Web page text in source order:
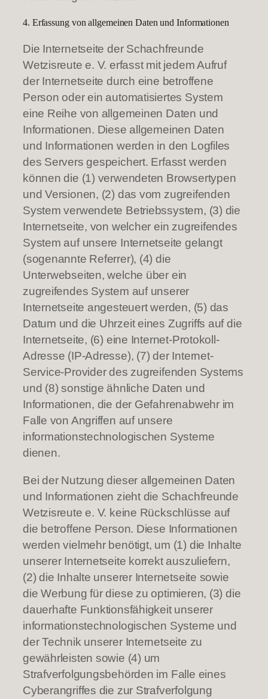
4. Erfassung von allgemeinen Daten und Informationen
Die Internetseite der Schachfreunde
Wetzisreute e. V. erfasst mit jedem Aufruf
der Internetseite durch eine betroffene
Person oder ein automatisiertes System
eine Reihe von allgemeinen Daten und
Informationen. Diese allgemeinen Daten
und Informationen werden in den Logfiles
des Servers gespeichert. Erfasst werden
können die (1) verwendeten Browsertypen
und Versionen, (2) das vom zugreifenden
System verwendete Betriebssystem, (3) die
Internetseite, von welcher ein zugreifendes
System auf unsere Internetseite gelangt
(sogenannte Referrer), (4) die
Unterwebseiten, welche über ein
zugreifendes System auf unserer
Internetseite angesteuert werden, (5) das
Datum und die Uhrzeit eines Zugriffs auf die
Internetseite, (6) eine Internet-Protokoll-
Adresse (IP-Adresse), (7) der Internet-
Service-Provider des zugreifenden Systems
und (8) sonstige ähnliche Daten und
Informationen, die der Gefahrenabwehr im
Falle von Angriffen auf unsere
informationstechnologischen Systeme
dienen.
Bei der Nutzung dieser allgemeinen Daten
und Informationen zieht die Schachfreunde
Wetzisreute e. V. keine Rückschlüsse auf
die betroffene Person. Diese Informationen
werden vielmehr benötigt, um (1) die Inhalte
unserer Internetseite korrekt auszuliefern,
(2) die Inhalte unserer Internetseite sowie
die Werbung für diese zu optimieren, (3) die
dauerhafte Funktionsfähigkeit unserer
informationstechnologischen Systeme und
der Technik unserer Internetseite zu
gewährleisten sowie (4) um
Strafverfolgungsbehörden im Falle eines
Cyberangriffes die zur Strafverfolgung